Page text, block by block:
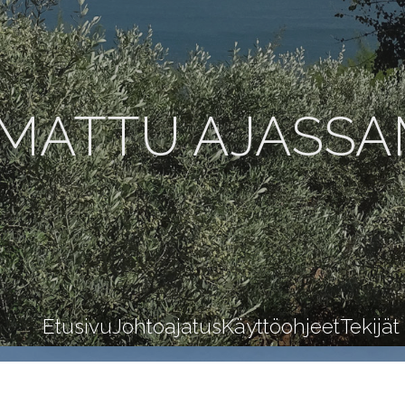
EtusivuJohtoajatusKäyttöohjeetTekijät